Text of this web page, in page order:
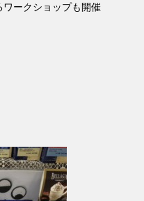
ークショップも開催